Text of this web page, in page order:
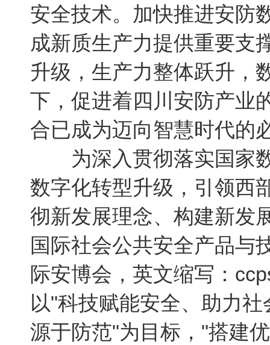
安全技术。加快推进安防
成新质生产力提供重要支
升级，生产力整体跃升，
下，促进着四川安防产业
合已成为迈向智慧时代的
为深入贯彻落实国家数
数字化转型升级，引领西
彻新发展理念、构建新发
国际社会公共安全产品与
际安博会，英文缩写：
以"科技赋能安全、助力
源于防范"为目标，"搭建